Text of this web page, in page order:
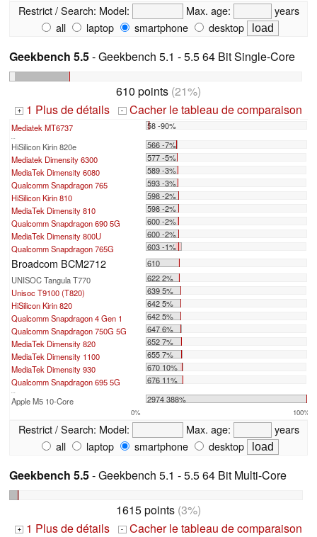
Restrict / Search: Model: Max. age:
years
all
laptop smartphone desktop
Geekbench 5.5- Geekbench 5.1 - 5.5 64 Bit Single-Core
610 points (21%)
+ 1 Plus de détails - Cacher le tableau de comparaison
Mediatek MT6737 58 -90%
...
HiSilicon Kirin 820e
566 -7%
Mediatek Dimensity 6300
577 -5%
MediaTek Dimensity 6080
589 -3%
Qualcomm Snapdragon 765
593 -3%
HiSilicon Kirin 810
598 -2%
MediaTek Dimensity 810
598 -2%
Qualcomm Snapdragon 690 5G
600 -2%
MediaTek Dimensity 800U
600 -2%
Qualcomm Snapdragon 765G
603 -1%
Broadcom BCM2712
610
UNISOC Tangula T770
622 2%
Unisoc T9100 (T820)
639 5%
HiSilicon Kirin 820
642 5%
Qualcomm Snapdragon 4 Gen 1
642 5%
Qualcomm Snapdragon 750G 5G
647 6%
MediaTek Dimensity 820
652 7%
MediaTek Dimensity 1100
655 7%
MediaTek Dimensity 930
670 10%
Qualcomm Snapdragon 695 5G
676 11%
...
Apple M5 10-Core 2974 388%
0% 100%
Restrict / Search: Model: Max. age:
years
all
laptop smartphone desktop
Geekbench 5.5- Geekbench 5.1 - 5.5 64 Bit Multi-Core
1615 points (3%)
+ 1 Plus de détails - Cacher le tableau de comparaison